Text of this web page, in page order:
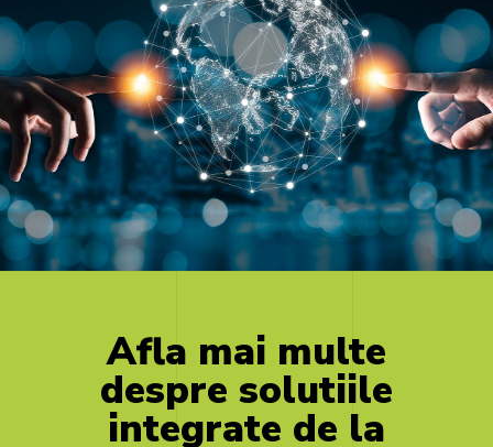
Afla mai multe
despre solutiile
integrate de la